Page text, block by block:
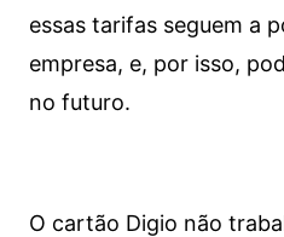
essas tarifas seguem a
empresa, e, por isso,
no futuro.
O cartão Digio não